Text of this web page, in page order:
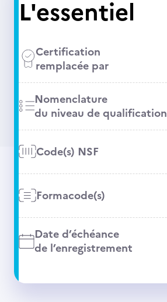
L'essentiel
Certification
remplacée par
Nomenclature
du niveau de qualification
Code(s) NSF
Formacode(s)
Date d’échéance
de l’enregistrement